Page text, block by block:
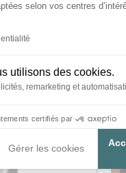
selon vos centres
utilisons des cookies.
remarketing et
certifiés par
Gérer les cookies
Axeptio consent
peuvent
intéresser